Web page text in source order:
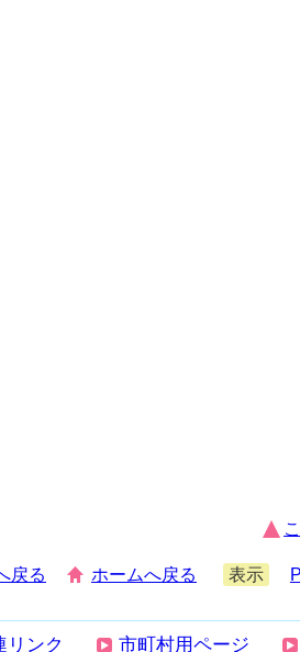
戻る ホームへ戻る 表示
リンク 市町村用ページ